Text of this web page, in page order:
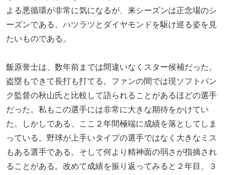
よる悪循環が非常に気になるが、来シーズンは正念場のシ
ーズンである。ハツラツとダイヤモンドを駆け巡る姿を見
たいものである。
飯原誉士は、数年前までは間違いなくスター候補だった。
盗塁もできて長打も打てる。ファンの間では現ソフトバン
ク監督の秋山氏と比較して語られることがあるほどの選手
だった。私もこの選手には非常に大きな期待をかけてい
た。しかしである、ここ２年間極端に成績を落としてしま
っている。野球が上手いタイプの選手ではなく大きなミス
もある選手である。そして何より精神面の弱さが指摘され
ることがある。改めて成績を振り返ってみると２年目、３